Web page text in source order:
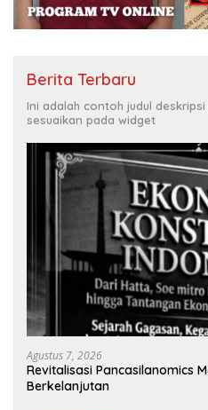
Berita Terbaru
Ini adalah contoh judul
sesuaikan pada widget
Agustus 7, 2026
Revitalisasi Pancasilanomics
Berkelanjutan